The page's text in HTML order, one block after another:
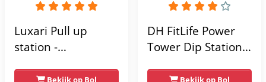
Luxari Pull up
station -
Bekijk op Bol
DH FitLife Power
Tower Dip Station |
Bekijk op Bol